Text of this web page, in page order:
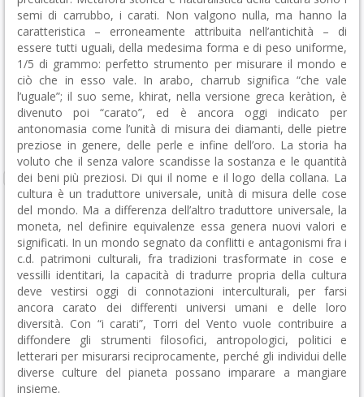
semi di carrubbo, i carati. Non valgono nulla, ma hanno la
caratteristica – erroneamente attribuita nell’antichità – di
essere tutti uguali, della medesima forma e di peso uniforme,
1/5 di grammo: perfetto strumento per misurare il mondo e
ciò che in esso vale. In arabo, charrub significa “che vale
l’uguale”; il suo seme, khirat, nella versione greca keràtion, è
divenuto poi “carato”, ed è ancora oggi indicato per
antonomasia come l’unità di misura dei diamanti, delle pietre
preziose in genere, delle perle e infine dell’oro. La storia ha
voluto che il senza valore scandisse la sostanza e le quantità
dei beni più preziosi. Di qui il nome e il logo della collana. La
cultura è un traduttore universale, unità di misura delle cose
del mondo. Ma a differenza dell’altro traduttore universale, la
moneta, nel definire equivalenze essa genera nuovi valori e
significati. In un mondo segnato da conflitti e antagonismi fra i
c.d. patrimoni culturali, fra tradizioni trasformate in cose e
vessilli identitari, la capacità di tradurre propria della cultura
deve vestirsi oggi di connotazioni interculturali, per farsi
ancora carato dei differenti universi umani e delle loro
diversità. Con “i carati”, Torri del Vento vuole contribuire a
diffondere gli strumenti filosofici, antropologici, politici e
letterari per misurarsi reciprocamente, perché gli individui delle
diverse culture del pianeta possano imparare a mangiare
insieme.